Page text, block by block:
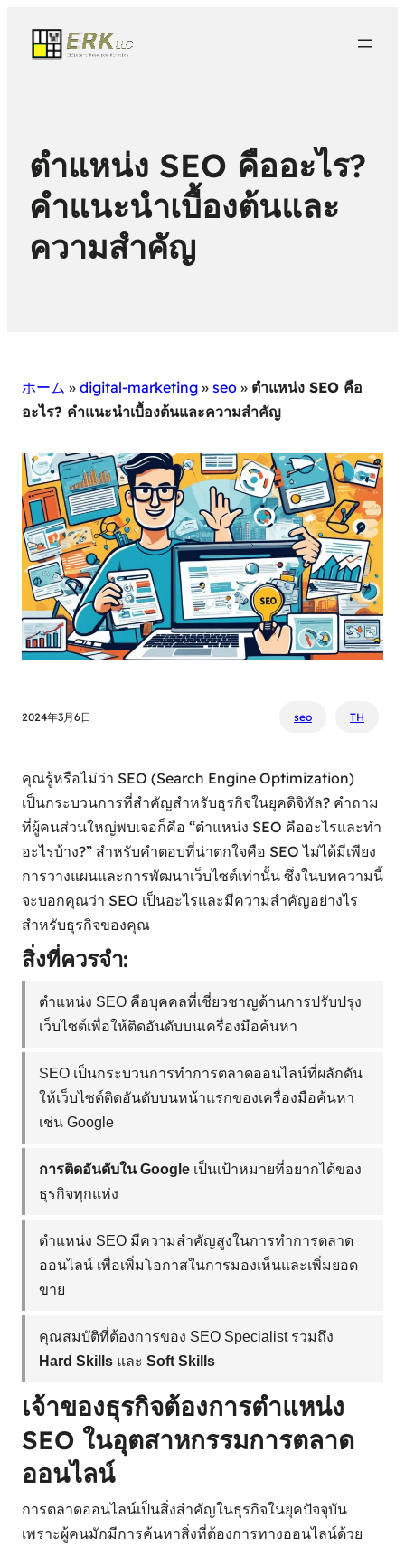
ตำแหน่ง SEO คืออะไร?
คำแนะนำเบื้องต้นและ
ความสำคัญ
ホーム » digital-marketing » seo » ตำแหน่ง SEO คือ
อะไร? คำแนะนำเบื้องต้นและความสำคัญ
2024年3月6日 seo TH
คุณรู้หรือไม่ว่า SEO (Search Engine Optimization)
เป็นกระบวนการที่สำคัญสำหรับธุรกิจในยุคดิจิทัล? คำถาม
ที่ผู้คนส่วนใหญ่พบเจอก็คือ “ตำแหน่ง SEO คืออะไรและทำ
อะไรบ้าง?” สำหรับคำตอบที่น่าตกใจคือ SEO ไม่ได้มีเพียง
การวางแผนและการพัฒนาเว็บไซต์เท่านั้น ซึ่งในบทความนี้
จะบอกคุณว่า SEO เป็นอะไรและมีความสำคัญอย่างไร
สำหรับธุรกิจของคุณ
สิ่งที่ควรจำ:
ตำแหน่ง SEO คือบุคคลที่เชี่ยวชาญด้านการปรับปรุง
เว็บไซต์เพื่อให้ติดอันดับบนเครื่องมือค้นหา
SEO เป็นกระบวนการทำการตลาดออนไลน์ที่ผลักดัน
ให้เว็บไซต์ติดอันดับบนหน้าแรกของเครื่องมือค้นหา
เช่น Google
การติดอันดับใน Google เป็นเป้าหมายที่อยากได้ของ
ธุรกิจทุกแห่ง
ตำแหน่ง SEO มีความสำคัญสูงในการทำการตลาด
ออนไลน์ เพื่อเพิ่มโอกาสในการมองเห็นและเพิ่มยอด
ขาย
คุณสมบัติที่ต้องการของ SEO Specialist รวมถึง
Hard Skills และ Soft Skills
เจ้าของธุรกิจต้องการตำแหน่ง
SEO ในอุตสาหกรรมการตลาด
ออนไลน์
การตลาดออนไลน์เป็นสิ่งสำคัญในธุรกิจในยุคปัจจุบัน
เพราะผู้คนมักมีการค้นหาสิ่งที่ต้องการทางออนไลน์ด้วย